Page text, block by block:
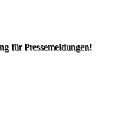
für Pressemeldungen!